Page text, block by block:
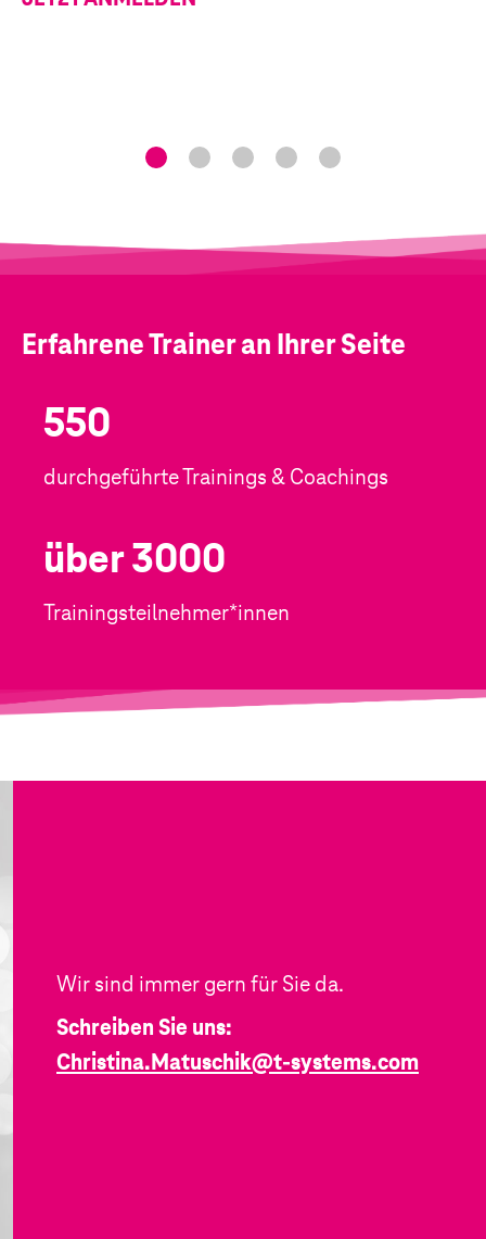
Erfahrene Trainer an Ihrer Seite
550
durchgeführte Trainings & Coachings
über 3000
Trainingsteilnehmer*innen
Wir sind immer gern für Sie da.
Schreiben Sie uns:
Christina.Matuschik@t-systems.com